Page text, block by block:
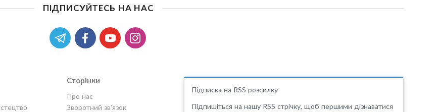
ПІДПИСУЙТЕСЬ НА НАС
Сторінки
Про нас
Зворотний зв'язок
Підписка на RSS розсилку
Підпишіться на нашу RSS стрічку, щоб першими дізнаватися